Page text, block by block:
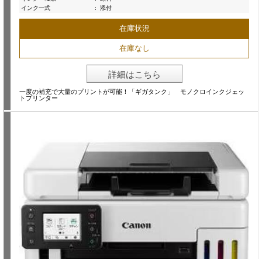
インク一式
: 添付
在庫状況
在庫なし
詳細はこちら
一度の補充で大量のプリントが可能！「ギガタンク」 モノクロインクジェッ
トプリンター